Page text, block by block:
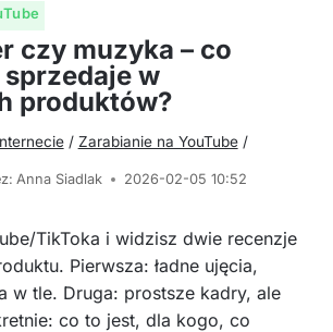
czy muzyka – co
w
produktów?
/ Zarabianie na YouTube /
Anna Siadlak 2026-02-05 10:52
TikToka i widzisz dwie recenzje
Pierwsza: ładne ujęcia,
w tle. Druga: prostsze kadry, ale
co to jest, dla kogo, co